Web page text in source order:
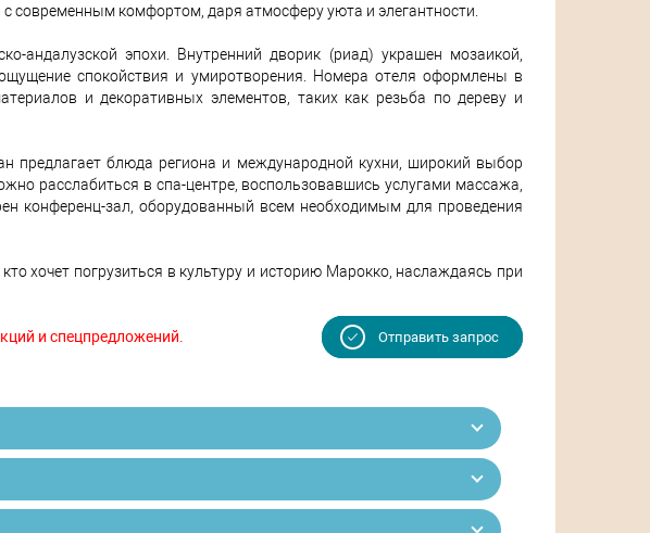
современным комфортом, даря атмосферу уюта и элегантности.
андалузской эпохи. Внутренний дворик (риад) украшен мозаикой,
спокойствия и умиротворения. Номера отеля оформлены в
и декоративных элементов, таких как резьба по дереву и
предлагает блюда региона и международной кухни, широкий выбор
расслабиться в спа-центре, воспользовавшись услугами массажа,
конференц-зал, оборудованный всем необходимым для проведения
хочет погрузиться в культуру и историю Марокко, наслаждаясь при
и спецпредложений.
Отправить запрос